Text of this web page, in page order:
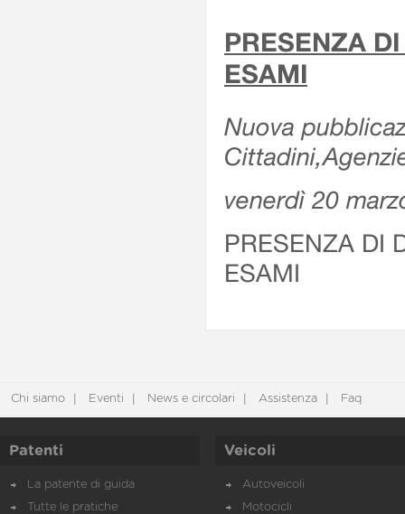
PRESENZA
ESAMI
Nuova
venerdì 20
PRESENZA DI
ESAMI
Chi siamo Eventi News e circolari Assistenza Faq
Patenti
La patente di guida
Tutte le pratiche
Veicoli
Autoveicoli
Motocicli